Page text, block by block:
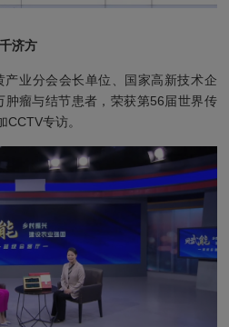
济方
业分会会长单位、国家高新技术企
瘤与结节患者，荣获第56届世界传
CCTV专访。